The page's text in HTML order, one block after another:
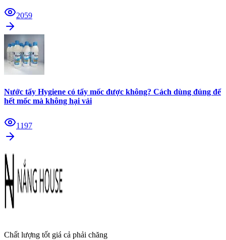
2059
Nước tẩy Hygiene có tẩy mốc được không? Cách dùng đúng để
hết mốc mà không hại vải
1197
Chất lượng tốt giá cả phải chăng